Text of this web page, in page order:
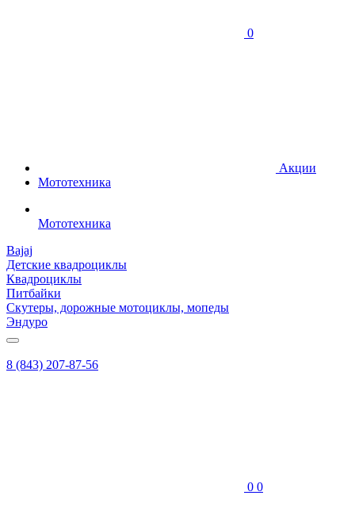
0
Акции
Мототехника
Мототехника
Bajaj
Детские квадроциклы
Квадроциклы
Питбайки
Скутеры, дорожные мотоциклы, мопеды
Эндуро
8 (843) 207-87-56
0 0